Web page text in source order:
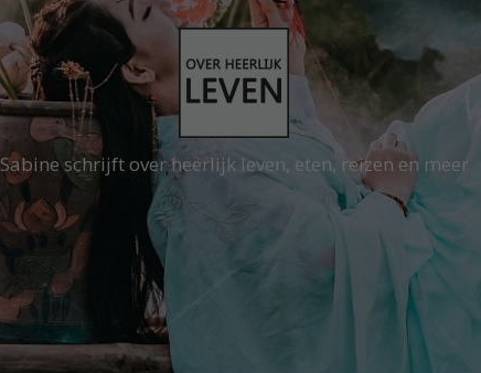
Sabine schrijft over heerlijk leven, eten, reizen en meer